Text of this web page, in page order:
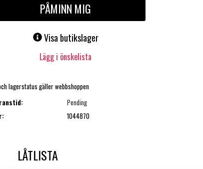
PÅMINN MIG
Visa butikslager
Lägg i önskelista
lagerstatus gäller webbshoppen
Pending
1044870
LÅTLISTA